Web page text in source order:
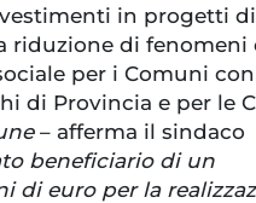
in progetti di
riduzione di fenomeni
per i Comuni
di Provincia e per le
– afferma il sindaco
beneficiario di un
di euro per la